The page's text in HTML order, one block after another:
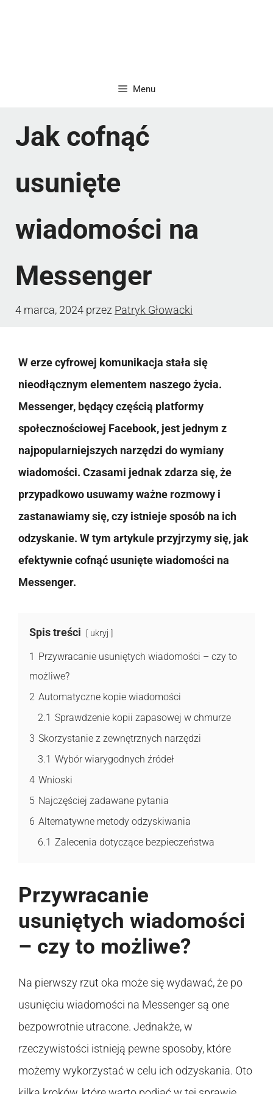
Menu
Jak cofnąć
usunięte
wiadomości na
Messenger
4 marca, 2024 przez Patryk Głowacki
W erze cyfrowej komunikacja stała się
nieodłącznym elementem naszego życia.
Messenger, będący częścią platformy
społecznościowej Facebook, jest jednym z
najpopularniejszych narzędzi do wymiany
wiadomości. Czasami jednak zdarza się, że
przypadkowo usuwamy ważne rozmowy i
zastanawiamy się, czy istnieje sposób na ich
odzyskanie. W tym artykule przyjrzymy się, jak
efektywnie cofnąć usunięte wiadomości na
Messenger.
Spis treści ukryj
1 Przywracanie usuniętych wiadomości – czy to
możliwe?
2 Automatyczne kopie wiadomości
2.1 Sprawdzenie kopii zapasowej w chmurze
3 Skorzystanie z zewnętrznych narzędzi
3.1 Wybór wiarygodnych źródeł
4 Wnioski
5 Najczęściej zadawane pytania
6 Alternatywne metody odzyskiwania
6.1 Zalecenia dotyczące bezpieczeństwa
Przywracanie
usuniętych wiadomości
– czy to możliwe?
Na pierwszy rzut oka może się wydawać, że po
usunięciu wiadomości na Messenger są one
bezpowrotnie utracone. Jednakże, w
rzeczywistości istnieją pewne sposoby, które
możemy wykorzystać w celu ich odzyskania. Oto